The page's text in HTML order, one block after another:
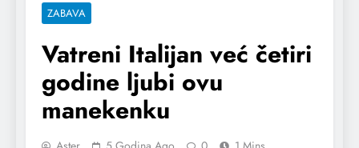
ZABAVA
Vatreni Italijan već četiri
godine ljubi ovu
manekenku